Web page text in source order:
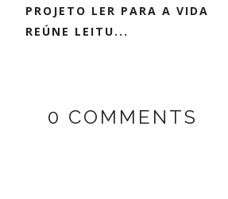
PROJETO LER PARA A VIDA
REÚNE LEITU...
0 COMMENTS